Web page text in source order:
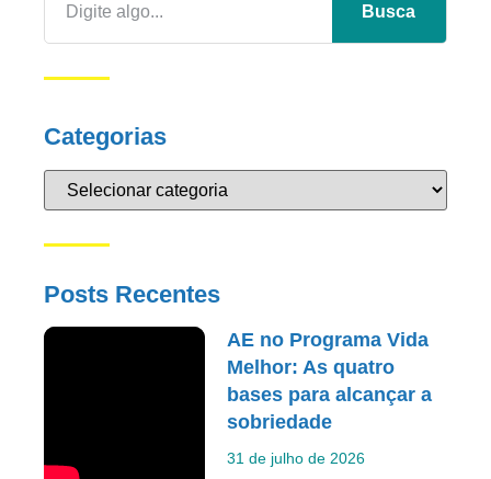
Busca
Categorias
Posts Recentes
AE no Programa Vida
Melhor: As quatro
bases para alcançar a
sobriedade
31 de julho de 2026